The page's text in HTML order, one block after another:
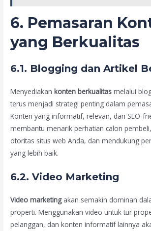
6. Pemasaran
yang Berkualitas
6.1. Blogging dan Artikel
Menyediakankonten berkualitas melalui
terus menjadi strategi penting dalam
Konten yang informatif, relevan, dan SEO-
membantu menarik perhatian calon
otoritas situs web Anda, dan mendukung
yang lebih baik.
6.2. Video Marketing
Video marketingakan semakin dominan
properti. Menggunakan video untuk tur
pelanggan, dan konten informatif lainnya